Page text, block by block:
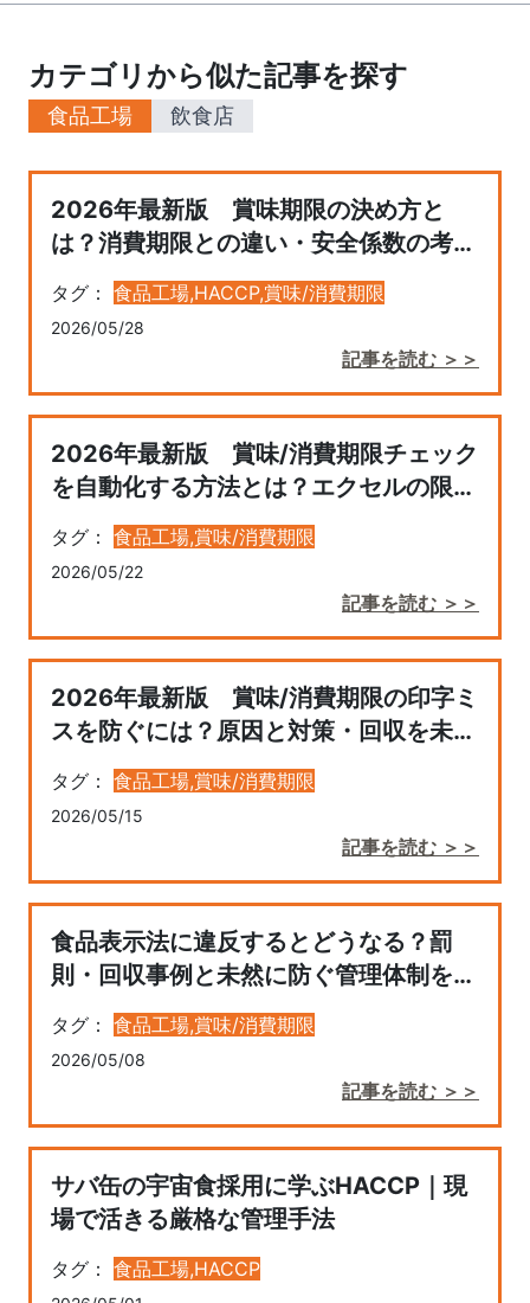
カテゴリから似た記事を探す
食品工場 飲食店
2026年最新版 賞味期限の決め方と
は？消費期限との違い・安全係数の考え
方までわかりやすく解説
タグ： 食品工場,HACCP,賞味/消費期限
2026/05/28
記事を読む ＞＞
2026年最新版 賞味/消費期限チェック
を自動化する方法とは？エクセルの限界
とクラウド管理のすすめ
タグ： 食品工場,賞味/消費期限
2026/05/22
記事を読む ＞＞
2026年最新版 賞味/消費期限の印字ミ
スを防ぐには？原因と対策・回収を未然
に防ぐ管理方法
タグ： 食品工場,賞味/消費期限
2026/05/15
記事を読む ＞＞
食品表示法に違反するとどうなる？罰
則・回収事例と未然に防ぐ管理体制を解
タグ： 食品工場,賞味/消費期限
2026/05/08
記事を読む ＞＞
サバ缶の宇宙食採用に学ぶHACCP｜現
場で活きる厳格な管理手法
タグ： 食品工場,HACCP